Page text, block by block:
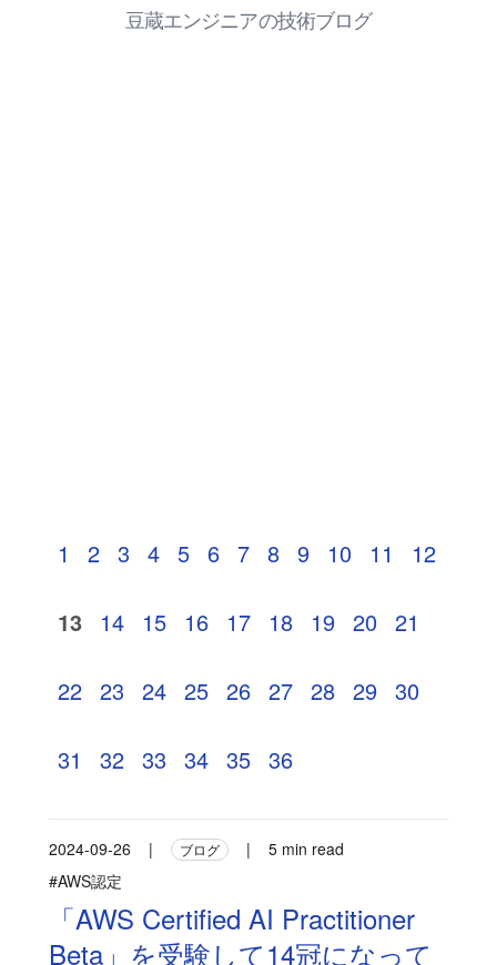
豆蔵エンジニアの技術ブログ
1 2 3 4 5 6 7 8 9 10 11 12
13 14 15 16 17 18 19 20 21
22 23 24 25 26 27 28 29 30
31 32 33 34 35 36
2024-09-26 | ブログ |
5 min read
#AWS認定
「AWS Certified AI Practitioner
Beta」を受験して14冠になって